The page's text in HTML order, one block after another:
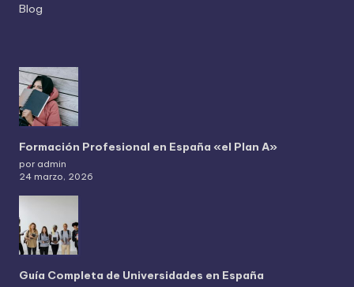
Blog
Formación Profesional en España «el Plan A»
por admin
24 marzo, 2026
Guía Completa de Universidades en España